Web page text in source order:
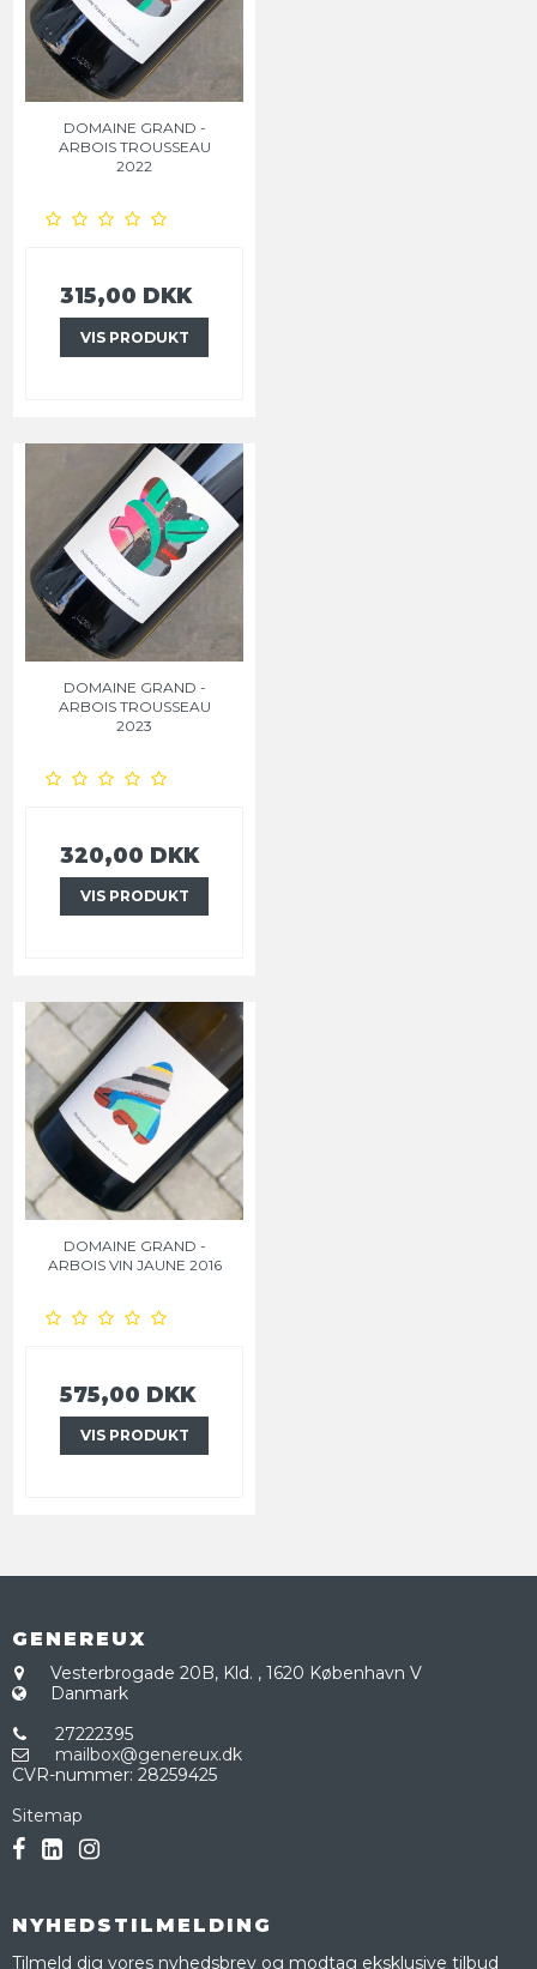
DOMAINE GRAND -
ARBOIS TROUSSEAU
2022
315,00 DKK
VIS PRODUKT
DOMAINE GRAND -
ARBOIS TROUSSEAU
2023
320,00 DKK
VIS PRODUKT
DOMAINE GRAND -
ARBOIS VIN JAUNE 2016
575,00 DKK
VIS PRODUKT
GENEREUX
Vesterbrogade 20B, Kld. , 1620 København V
Danmark
27222395
mailbox@genereux.dk
CVR-nummer: 28259425
Sitemap
NYHEDSTILMELDING
Tilmeld dig vores nyhedsbrev og modtag eksklusive tilbud